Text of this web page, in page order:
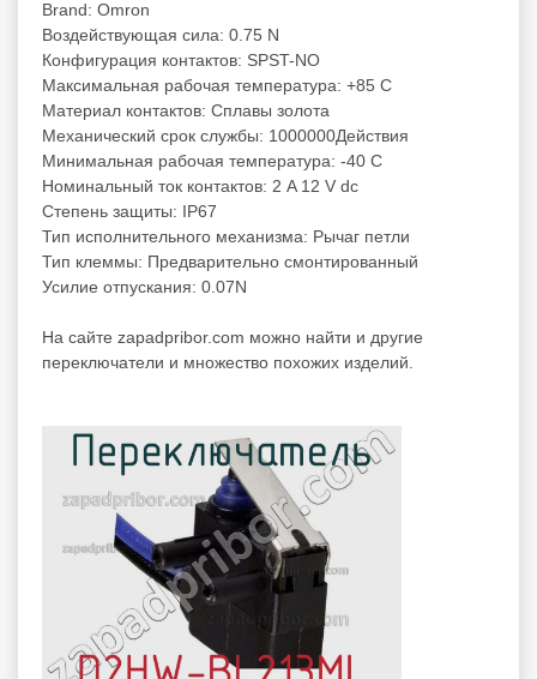
Brand: Omron
Воздействующая сила: 0.75 N
Конфигурация контактов: SPST-NO
Максимальная рабочая температура: +85 C
Материал контактов: Сплавы золота
Механический срок службы: 1000000Действия
Минимальная рабочая температура: -40 C
Номинальный ток контактов: 2 A 12 V dc
Степень защиты: IP67
Тип исполнительного механизма: Рычаг петли
Тип клеммы: Предварительно смонтированный
Усилие отпускания: 0.07N
На сайте zapadpribor.com можно найти и другие
переключатели и множество похожих изделий.